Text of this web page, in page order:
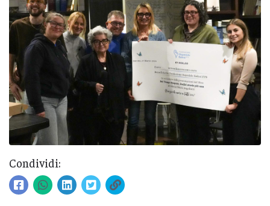
Condividi: